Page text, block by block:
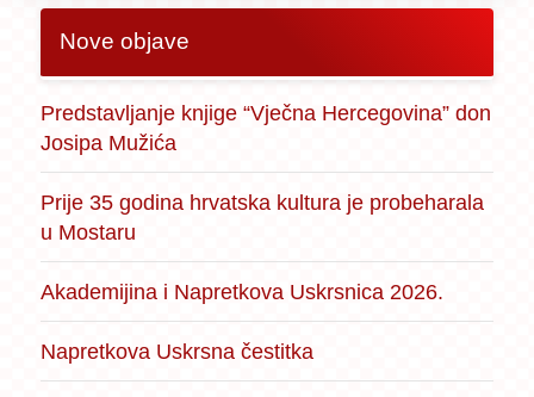
Nove objave
Predstavljanje knjige “Vječna Hercegovina” don
Josipa Mužića
Prije 35 godina hrvatska kultura je probeharala
u Mostaru
Akademijina i Napretkova Uskrsnica 2026.
Napretkova Uskrsna čestitka